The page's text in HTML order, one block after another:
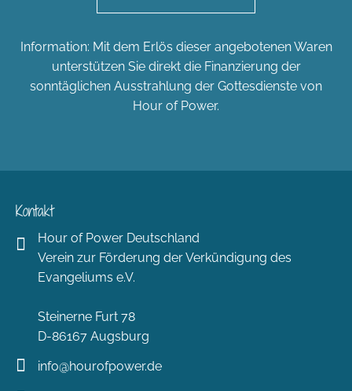
Information: Mit dem Erlös dieser angebotenen Waren
unterstützen Sie direkt die Finanzierung der
sonntäglichen Ausstrahlung der Gottesdienste von
Hour of Power.
Kontakt
Hour of Power Deutschland
Verein zur Förderung der Verkündigung des
Evangeliums e.V.
Steinerne Furt 78
D-86167 Augsburg
info@hourofpower.de